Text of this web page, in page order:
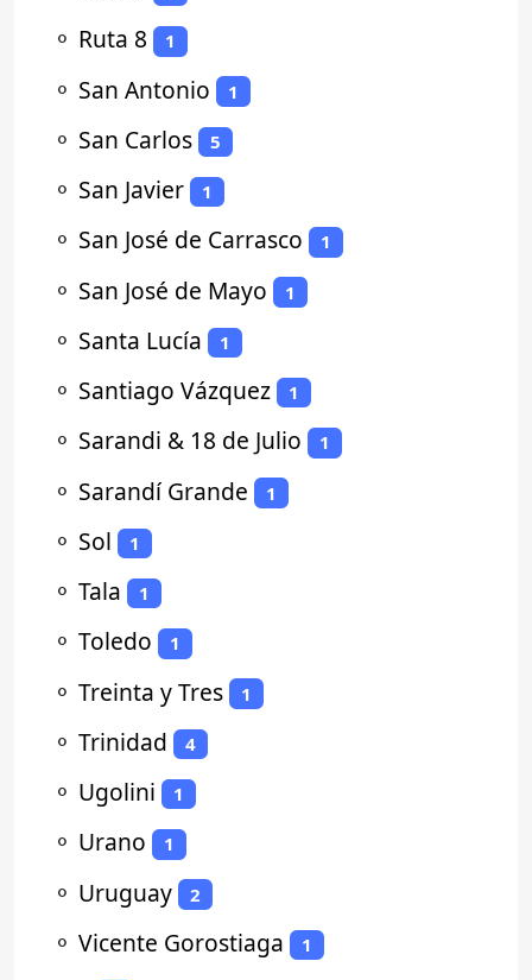
⚬ Ruta 8 1
⚬ San Antonio 1
⚬ San Carlos 5
⚬ San Javier 1
⚬ San José de Carrasco 1
⚬ San José de Mayo 1
⚬ Santa Lucía 1
⚬ Santiago Vázquez 1
⚬ Sarandi & 18 de Julio 1
⚬ Sarandí Grande 1
⚬ Sol 1
⚬ Tala 1
⚬ Toledo 1
⚬ Treinta y Tres 1
⚬ Trinidad 4
⚬ Ugolini 1
⚬ Urano 1
⚬ Uruguay 2
⚬ Vicente Gorostiaga 1